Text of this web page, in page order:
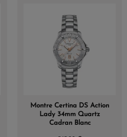
Montre Certina DS Action
Lady 34mm Quartz
Cadran Blanc